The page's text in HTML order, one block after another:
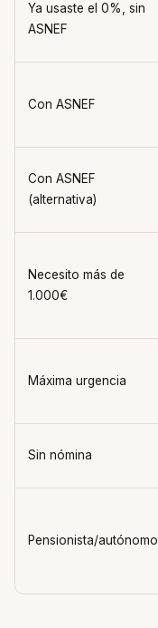
Ya usaste el 0%, sin
ASNEF
Con ASNEF
Con ASNEF
(alternativa)
Necesito más de
1.000€
Máxima urgencia
Sin nómina
Pensionista/autónomo